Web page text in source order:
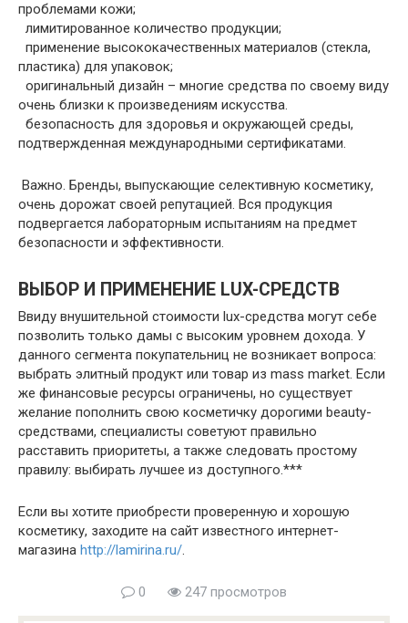
проблемами кожи;
лимитированное количество продукции;
применение высококачественных материалов (стекла,
пластика) для упаковок;
оригинальный дизайн – многие средства по своему виду
очень близки к произведениям искусства.
безопасность для здоровья и окружающей среды,
подтвержденная международными сертификатами.
Важно. Бренды, выпускающие селективную косметику,
очень дорожат своей репутацией. Вся продукция
подвергается лабораторным испытаниям на предмет
безопасности и эффективности.
ВЫБОР И ПРИМЕНЕНИЕ LUX-СРЕДСТВ
Ввиду внушительной стоимости lux-средства могут себе
позволить только дамы с высоким уровнем дохода. У
данного сегмента покупательниц не возникает вопроса:
выбрать элитный продукт или товар из mass market. Если
же финансовые ресурсы ограничены, но существует
желание пополнить свою косметичку дорогими beauty-
средствами, специалисты советуют правильно
расставить приоритеты, а также следовать простому
правилу: выбирать лучшее из доступного.***
Если вы хотите приобрести проверенную и хорошую
косметику, заходите на сайт известного интернет-
магазина http://lamirina.ru/.
0 247 просмотров